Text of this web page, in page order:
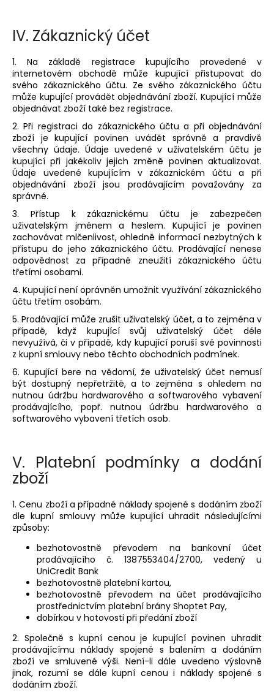
IV. Zákaznický účet
1. Na základě registrace kupujícího provedené v
internetovém obchodě může kupující přistupovat do
svého zákaznického účtu. Ze svého zákaznického účtu
může kupující provádět objednávání zboží. Kupující může
objednávat zboží také bez registrace.
2. Při registraci do zákaznického účtu a při objednávání
zboží je kupující povinen uvádět správně a pravdivě
všechny údaje. Údaje uvedené v uživatelském účtu je
kupující při jakékoliv jejich změně povinen aktualizovat.
Údaje uvedené kupujícím v zákaznickém účtu a při
objednávání zboží jsou prodávajícím považovány za
správné.
3. Přístup k zákaznickému účtu je zabezpečen
uživatelským jménem a heslem. Kupující je povinen
zachovávat mlčenlivost, ohledně informací nezbytných k
přístupu do jeho zákaznického účtu. Prodávající nenese
odpovědnost za případné zneužití zákaznického účtu
třetími osobami.
4. Kupující není oprávněn umožnit využívání zákaznického
účtu třetím osobám.
5. Prodávající může zrušit uživatelský účet, a to zejména v
případě, když kupující svůj uživatelský účet déle
nevyužívá, či v případě, kdy kupující poruší své povinnosti
z kupní smlouvy nebo těchto obchodních podmínek.
6. Kupující bere na vědomí, že uživatelský účet nemusí
být dostupný nepřetržitě, a to zejména s ohledem na
nutnou údržbu hardwarového a softwarového vybavení
prodávajícího, popř. nutnou údržbu hardwarového a
softwarového vybavení třetích osob.
V. Platební podmínky a dodání
zboží
1. Cenu zboží a případné náklady spojené s dodáním zboží
dle kupní smlouvy může kupující uhradit následujícími
způsoby:
bezhotovostně převodem na bankovní účet
prodávajícího č. 1387553404/2700, vedený u
UniCredit Bank
bezhotovostně platební kartou,
bezhotovostně převodem na účet prodávajícího
prostřednictvím platební brány Shoptet Pay,
dobírkou v hotovosti při předání zboží
2. Společně s kupní cenou je kupující povinen uhradit
prodávajícímu náklady spojené s balením a dodáním
zboží ve smluvené výši. Není-li dále uvedeno výslovně
jinak, rozumí se dále kupní cenou i náklady spojené s
dodáním zboží.